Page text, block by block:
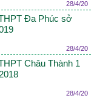
28/4/20
Đa Phúc sở
28/4/20
Châu Thành 1
28/4/20